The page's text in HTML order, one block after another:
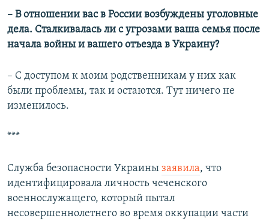
– В отношении вас в России возбуждены уголовные
дела. Сталкивалась ли с угрозами ваша семья после
начала войны и вашего отъезда в Украину?
– С доступом к моим родственникам у них как
были проблемы, так и остаются. Тут ничего не
изменилось.
***
Служба безопасности Украины заявила, что
идентифицировала личность чеченского
военнослужащего, который пытал
несовершеннолетнего во время оккупации части